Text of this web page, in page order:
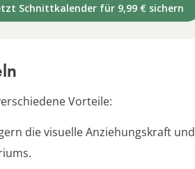
Schnittkalender für 9,99 € sichern
Vorteile:
die visuelle Anziehungskraft und